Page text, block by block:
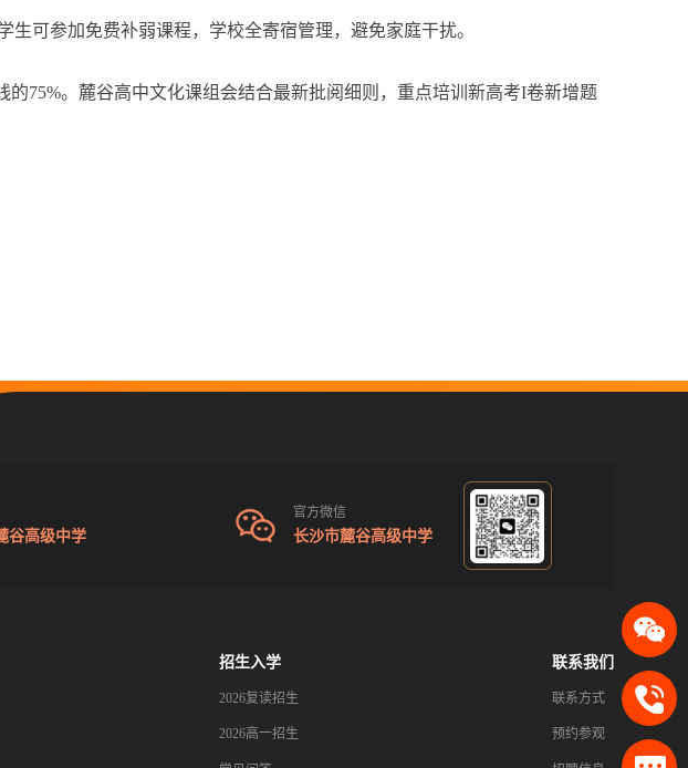
可参加免费补弱课程，学校全寄宿管理，避免家庭干扰。
75%。麓谷高中文化课组会结合最新批阅细则，重点培训新高考I卷新增题
谷高级中学
官方微信
长沙市麓谷高级中学
招生入学
2026复读招生
2026高一招生
联系我们
联系方式
预约参观